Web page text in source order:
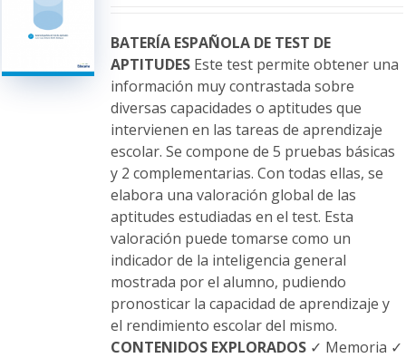
elegir
en
la
página
de
producto
BATERÍA ESPAÑOLA DE TEST DE
APTITUDESEste test permite obtener una
información muy contrastada sobre
diversas capacidades o aptitudes que
intervienen en las tareas de aprendizaje
escolar. Se compone de 5 pruebas básicas
y 2 complementarias. Con todas ellas, se
elabora una valoración global de las
aptitudes estudiadas en el test. Esta
valoración puede tomarse como un
indicador de la inteligencia general
mostrada por el alumno, pudiendo
pronosticar la capacidad de aprendizaje y
el rendimiento escolar del mismo.
CONTENIDOS EXPLORADOS✓ Memoria ✓